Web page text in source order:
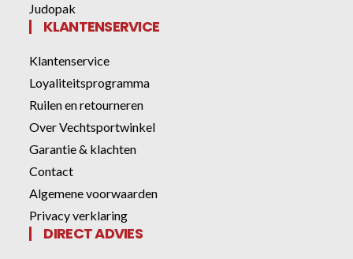
Judopak
KLANTENSERVICE
Klantenservice
Loyaliteitsprogramma
Ruilen en retourneren
Over Vechtsportwinkel
Garantie & klachten
Contact
Algemene voorwaarden
Privacy verklaring
DIRECT ADVIES